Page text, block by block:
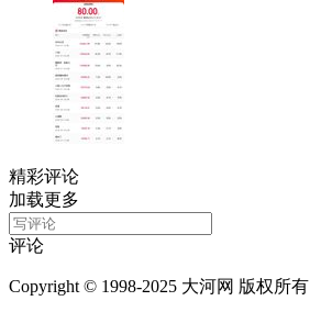
精彩评论
加载更多
评论
Copyright © 1998-2025 大河网 版权所有